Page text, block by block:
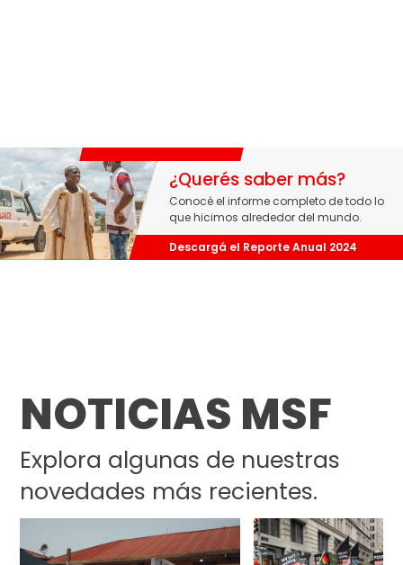
¿Querés saber más?
Conocé el informe completo de todo lo
que hicimos alrededor del mundo.
Descargá el Reporte Anual 2024
NOTICIAS MSF
Explora algunas de nuestras
novedades más recientes.